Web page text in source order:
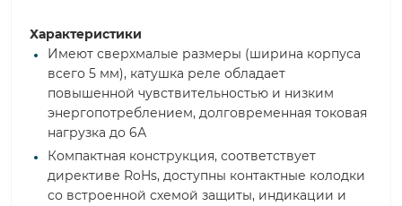
Характеристики
Имеют сверхмалые размеры (ширина корпуса
всего 5 мм), катушка реле обладает
повышенной чувствительностью и низким
энергопотреблением, долговременная токовая
нагрузка до 6А
Компактная конструкция, соответствует
директиве RoHs, доступны контактные колодки
со встроенной схемой защиты, индикации и